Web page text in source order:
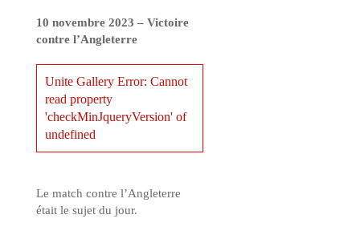
10 novembre 2023 – Victoire
contre l’Angleterre
Unite Gallery Error: Cannot
read property
'checkMinJqueryVersion' of
undefined
Le match contre l’Angleterre
était le sujet du jour.